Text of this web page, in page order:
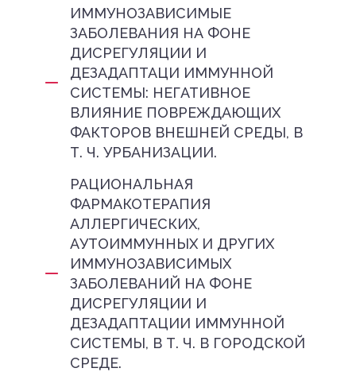
ИММУНОЗАВИСИМЫЕ
ЗАБОЛЕВАНИЯ НА ФОНЕ
ДИСРЕГУЛЯЦИИ И
ДЕЗАДАПТАЦИ ИММУННОЙ
СИСТЕМЫ: НЕГАТИВНОЕ
ВЛИЯНИЕ ПОВРЕЖДАЮЩИХ
ФАКТОРОВ ВНЕШНЕЙ СРЕДЫ, В
Т. Ч. УРБАНИЗАЦИИ.
РАЦИОНАЛЬНАЯ
ФАРМАКОТЕРАПИЯ
АЛЛЕРГИЧЕСКИХ,
АУТОИММУННЫХ И ДРУГИХ
ИММУНОЗАВИСИМЫХ
ЗАБОЛЕВАНИЙ НА ФОНЕ
ДИСРЕГУЛЯЦИИ И
ДЕЗАДАПТАЦИИ ИММУННОЙ
СИСТЕМЫ, В Т. Ч. В ГОРОДСКОЙ
СРЕДЕ.